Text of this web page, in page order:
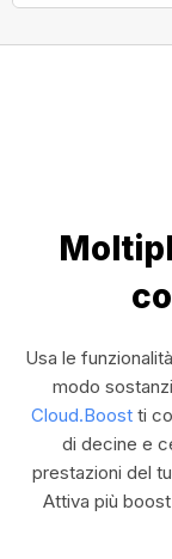
Usa le
modo
Cloud.Boost ti
di decine e
prestazioni del
Attiva più